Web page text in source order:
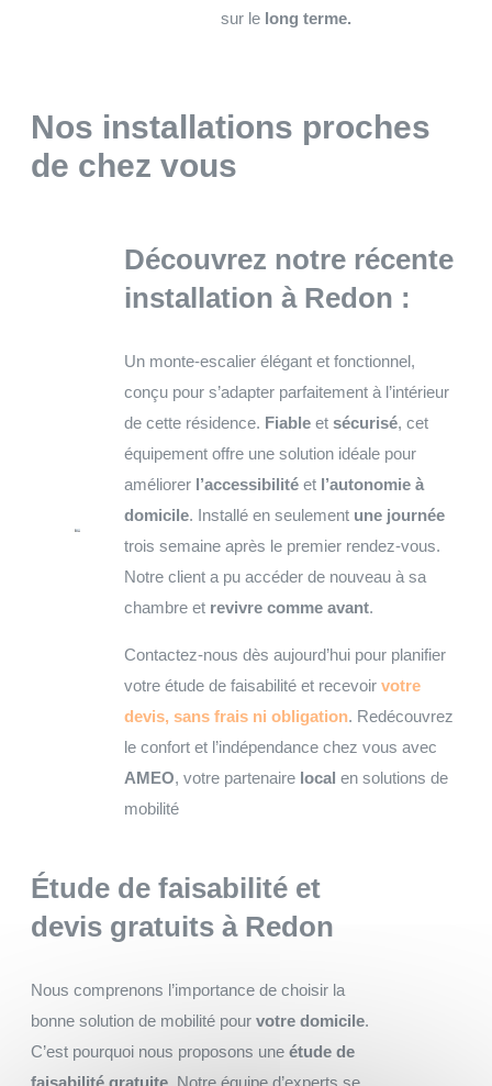
sur le long terme.
Nos installations proches
de chez vous
Découvrez notre récente
installation à Redon :
Un monte-escalier élégant et fonctionnel,
conçu pour s’adapter parfaitement à l’intérieur
de cette résidence. Fiable etsécurisé, cet
équipement offre une solution idéale pour
améliorer l’accessibilité et l’autonomie à
domicile. Installé en seulement une journée
trois semaine après le premier rendez-vous.
Notre client a pu accéder de nouveau à sa
chambre et revivre comme avant.
Contactez-nous dès aujourd’hui pour planifier
votre étude de faisabilité et recevoirvotre
devis, sans frais ni obligation. Redécouvrez
le confort et l’indépendance chez vous avec
AMEO, votre partenaire local en solutions de
mobilité
Étude de faisabilité et
devis gratuits à Redon
Nous comprenons l’importance de choisir la
bonne solution de mobilité pour votre domicile.
C’est pourquoi nous proposons une étude de
faisabilité gratuite . Notre équipe d’experts se